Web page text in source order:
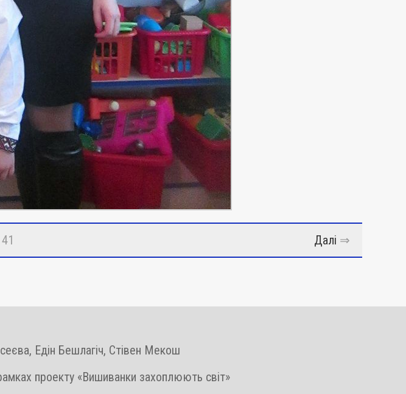
Далі ⇒
Едін Бешлагіч, Стівен Мекош
проекту «Вишиванки захоплюють світ»